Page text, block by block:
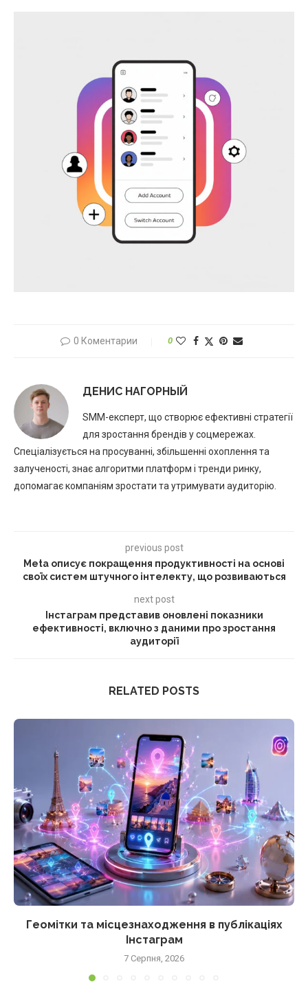
0 Коментарии 0
ДЕНИС НАГОРНЫЙ
SMM-експерт, що створює ефективні стратегії
для зростання брендів у соцмережах.
Спеціалізується на просуванні, збільшенні охоплення та
залученості, знає алгоритми платформ і тренди ринку,
допомагає компаніям зростати та утримувати аудиторію.
previous post
Meta описує покращення продуктивності на основі
своїх систем штучного інтелекту, що розвиваються
next post
Інстаграм представив оновлені показники
ефективності, включно з даними про зростання
аудиторії
RELATED POSTS
Геомітки та місцезнаходження в публікаціях
Інстаграм
7 Серпня, 2026